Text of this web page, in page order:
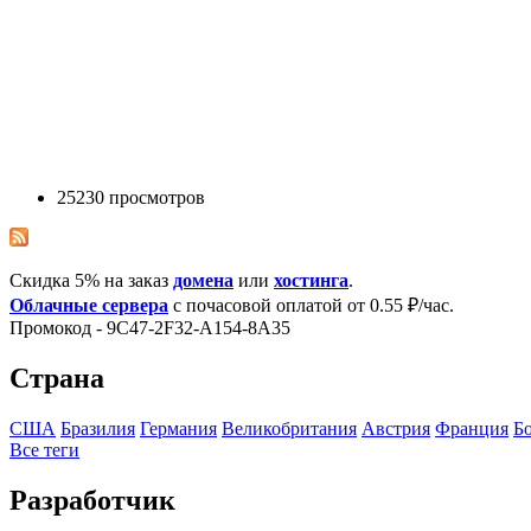
25230 просмотров
Скидка 5% на заказ домена или хостинга.
Облачные сервера с почасовой оплатой от 0.55 ₽/час.
Промокод - 9C47-2F32-A154-8A35
Страна
США Бразилия Германия Великобритания Австрия Франция
Все теги
Разработчик